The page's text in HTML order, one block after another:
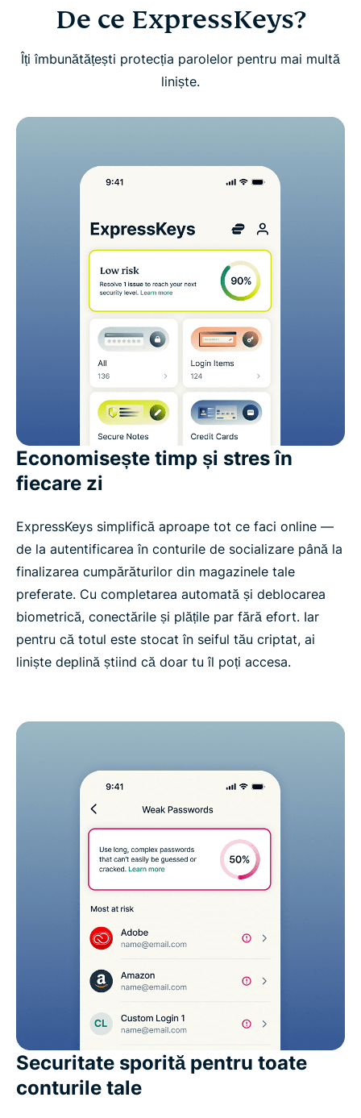
Întrebări frecvente despre ExpressKeys
Dacă ești utilizator nou, obține o perioadă de
probă fără riscuri pentru ExpressKeys
De ce ExpressKeys?
Îți îmbunătățești protecția parolelor pentru mai multă
liniște.
Economisește timp și stres în
fiecare zi
ExpressKeys simplifică aproape tot ce faci online —
de la autentificarea în conturile de socializare până la
finalizarea cumpărăturilor din magazinele tale
preferate. Cu completarea automată și deblocarea
biometrică, conectările și plățile par fără efort. Iar
pentru că totul este stocat în seiful tău criptat, ai
liniște deplină știind că doar tu îl poți accesa.
Securitate sporită pentru toate
conturile tale